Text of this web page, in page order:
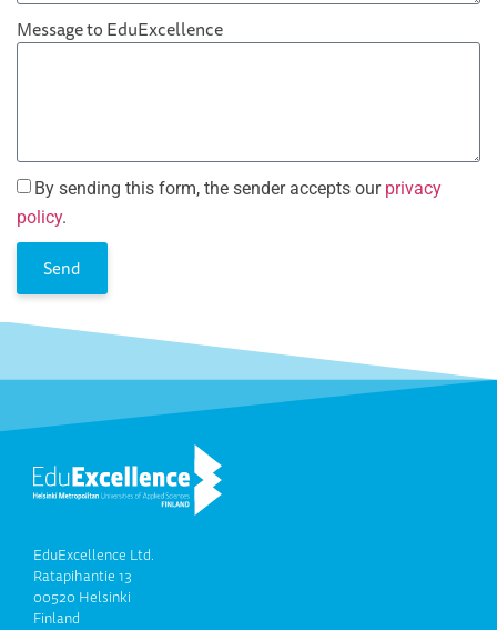
Message to EduExcellence
By sending this form, the sender accepts our privacy
policy.
Send
EduExcellence Ltd.
Ratapihantie 13
00520 Helsinki
Finland